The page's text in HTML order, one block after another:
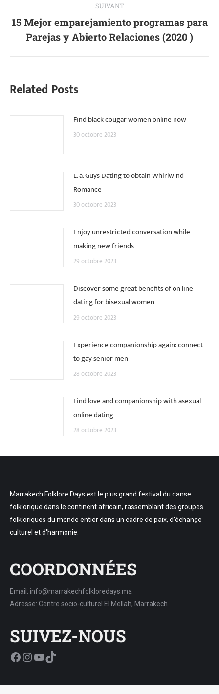
SUIVANT
Article
suivant
15 Mejor emparejamiento programas para
Parejas y Abierto Relaciones (2020 )
Related Posts
Find black cougar women online now
30 octobre 2023
L. a. Guys Dating to obtain Whirlwind
Romance
30 octobre 2023
Enjoy unrestricted conversation while
making new friends
29 octobre 2023
Discover some great benefits of on line
dating for bisexual women
29 octobre 2023
Experience companionship again: connect
to gay senior men
28 octobre 2023
Find love and companionship with asexual
online dating
28 octobre 2023
Marrakech Folklore Days est le plus grand festival du danse
folklorique dans le continent africain, rassemblant des groupes
folkloriques du monde entier dans un cadre de paix, d'échange
culturel et d'harmonie.
COORDONNÉES
Email: info@marrakechfolkloredays.ma
Adresse: Centre socio-culturel El Mellah, Marrakech
SUIVEZ-NOUS
Facebook
Instagram
YouTube
TikTok